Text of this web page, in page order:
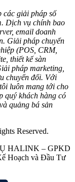
các giải pháp số
Dịch vụ chính bao
email doanh
Giải pháp chuyển
(POS, CRM,
thiết kế sàn
pháp marketing,
chuyển đổi. Với
luôn mang tới cho
quý khách hàng có
quảng bá sản
Reserved.
HALINK – GPKD
Hoạch và Đầu Tư